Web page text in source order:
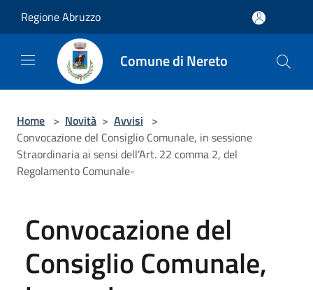
Regione Abruzzo
Comune di Nereto
Home > Novità > Avvisi >
Convocazione del Consiglio Comunale, in sessione
Straordinaria ai sensi dell’Art. 22 comma 2, del
Regolamento Comunale-
Convocazione del
Consiglio Comunale,